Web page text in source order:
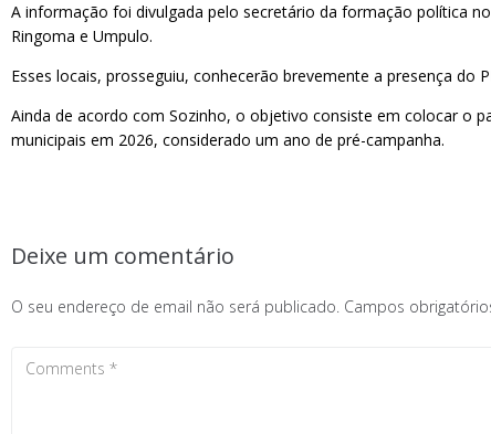
A informação foi divulgada pelo secretário da formação política
Ringoma e Umpulo.
Esses locais, prosseguiu, conhecerão brevemente a presença
Ainda de acordo com Sozinho, o objetivo consiste em colocar o
municipais em 2026, considerado um ano de pré-campanha.
Deixe um comentário
O seu endereço de email não será publicado. Campos